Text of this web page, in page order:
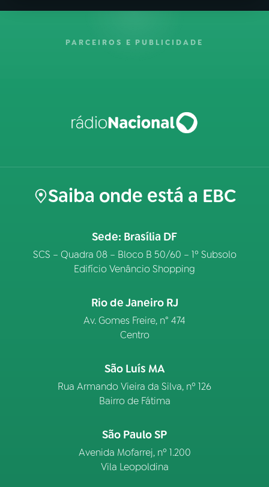
PARCEIROS E PUBLICIDADE
Saiba onde está a EBC
Sede: Brasília DF
SCS – Quadra 08 – Bloco B 50/60 – 1º Subsolo
Edifício Venâncio Shopping
Rio de Janeiro RJ
Av. Gomes Freire, n° 474
Centro
São Luís MA
Rua Armando Vieira da Silva, nº 126
Bairro de Fátima
São Paulo SP
Avenida Mofarrej, nº 1.200
Vila Leopoldina